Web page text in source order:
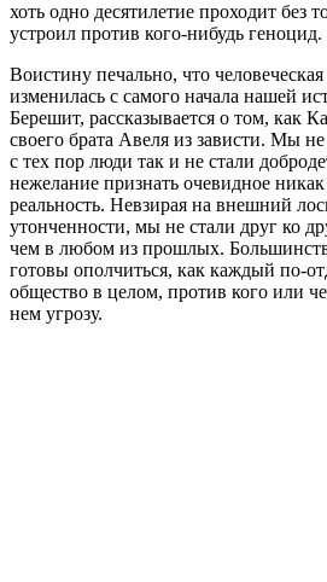
хоть одно десятилетие проходит без
устроил против кого-нибудь геноцид.
Воистину печально, что
изменилась с самого начала нашей
Берешит, рассказывается о том, как
своего брата Авеля из зависти. Мы
с тех пор люди так и не стали
нежелание признать очевидное
реальность. Невзирая на внешний
утонченности, мы не стали друг ко
чем в любом из прошлых.
готовы ополчиться, как каждый по-
общество в целом, против кого или
нем угрозу.